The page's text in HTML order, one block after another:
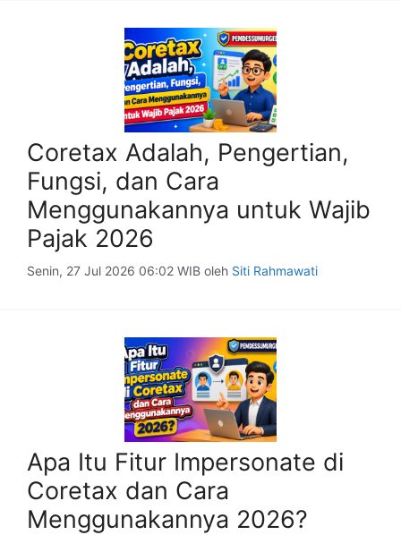
Coretax Adalah, Pengertian,
Fungsi, dan Cara
Menggunakannya untuk Wajib
Pajak 2026
Senin, 27 Jul 2026 06:02 WIB oleh Siti Rahmawati
Apa Itu Fitur Impersonate di
Coretax dan Cara
Menggunakannya 2026?